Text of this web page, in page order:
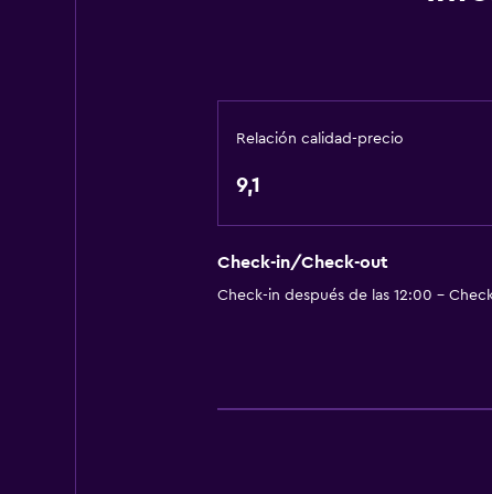
Vista al jardín
Piso de parquet o madera noble
Sofá
Vista a punto de interés
Relación calidad-precio
9,1
Check-in/Check-out
Check-in después de las 12:00 -